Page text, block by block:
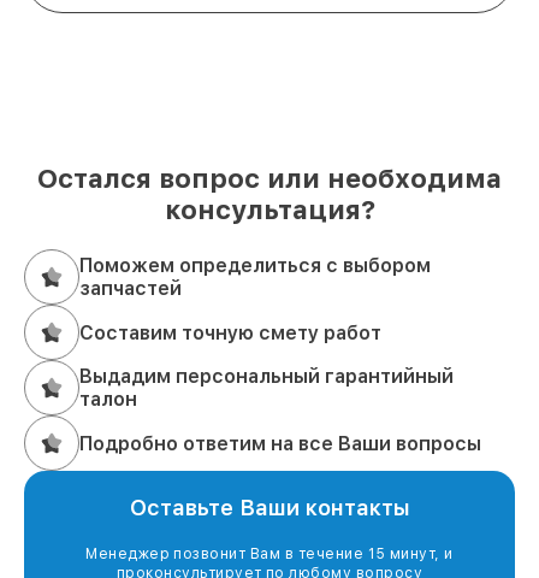
Остался вопрос или необходима
консультация?
Поможем определиться с выбором
запчастей
Составим точную смету работ
Выдадим персональный гарантийный
талон
Подробно ответим на все Ваши вопросы
Оставьте Ваши контакты
Менеджер позвонит Вам в течение 15 минут, и
проконсультирует по любому вопросу